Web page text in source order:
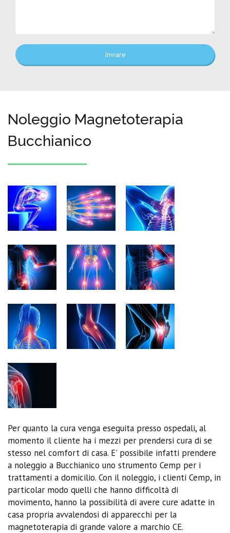
Inviare
Noleggio Magnetoterapia
Bucchianico
Per quanto la cura venga eseguita presso ospedali, al
momento il cliente ha i mezzi per prendersi cura di se
stesso nel comfort di casa. E' possibile infatti prendere
a noleggio a Bucchianico uno strumento Cemp per i
trattamenti a domicilio. Con il noleggio, i clienti Cemp, in
particolar modo quelli che hanno difficoltà di
movimento, hanno la possibilità di avere cure adatte in
casa propria avvalendosi di apparecchi per la
magnetoterapia di grande valore a marchio CE.